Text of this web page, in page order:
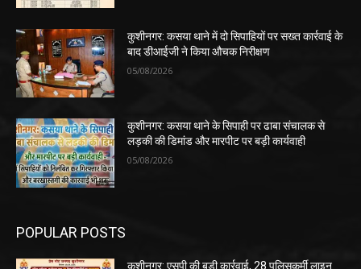
कुशीनगर: कसया थाने में दो सिपाहियों पर सख्त कार्रवाई के
बाद डीआईजी ने किया औचक निरीक्षण
05/08/2026
कुशीनगर: कसया थाने के सिपाही पर ढाबा संचालक से
लड़की की डिमांड और मारपीट पर बड़ी कार्यवाही
05/08/2026
POPULAR POSTS
कुशीनगर: एसपी की बड़ी कार्रवाई, 28 पुलिसकर्मी लाइन